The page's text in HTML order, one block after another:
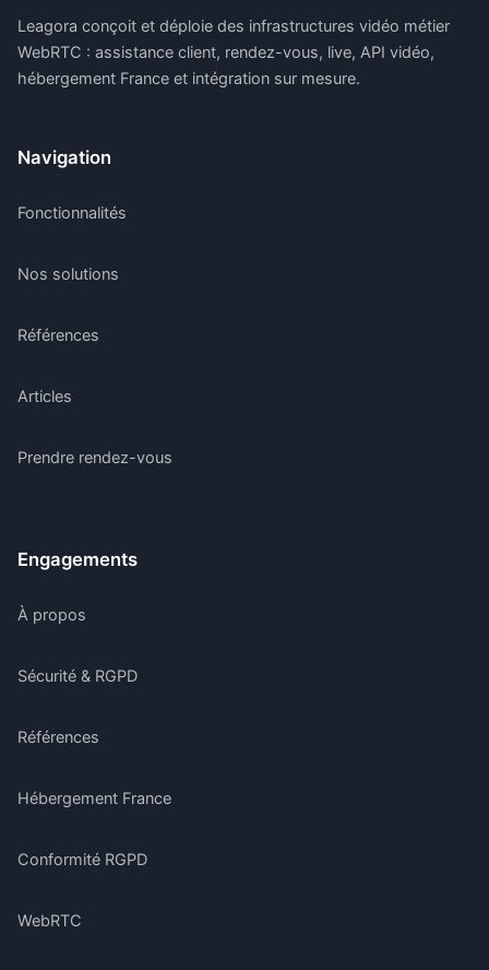
Leagora conçoit et déploie des infrastructures vidéo métier
WebRTC : assistance client, rendez-vous, live, API vidéo,
hébergement France et intégration sur mesure.
Navigation
Fonctionnalités
Nos solutions
Références
Articles
Prendre rendez-vous
Engagements
À propos
Sécurité & RGPD
Références
Hébergement France
Conformité RGPD
WebRTC